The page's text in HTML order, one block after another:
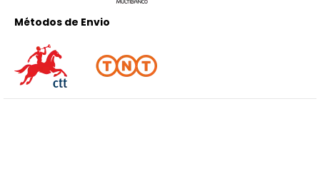
Métodos de Envio